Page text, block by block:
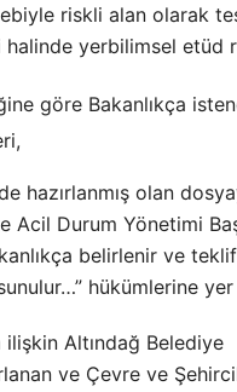
riskli alan olarak
yerbilimsel etüd
göre Bakanlıkça
hazırlanmış olan
Durum Yönetimi
belirlenir ve
hükümlerine
Altındağ Belediye
ve Çevre ve